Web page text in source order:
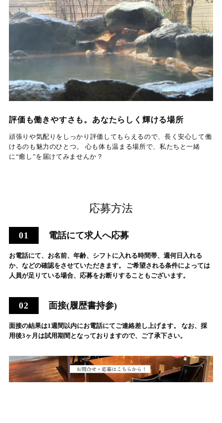
評価も働きやすさも。あなたらしく輝ける場所
頑張りや気配りをしっかり評価してもらえるので、 長く安心して働
けるのも魅力のひとつ。 心も体も温まる場所で、私たちと一緒
に“癒し”を届けてみませんか？
応募方法
電話にて求人へ応募
お電話にて、お名前、年齢、シフトに入れる時間帯、週何日入れる
か、などの確認をさせていただきます。 ご希望される条件によっては
人員が足りている場合、応募をお断りすることもございます。
面接(履歴書持参)
面接の結果は1週間以内にお電話にてご連絡差し上げます。 なお、採
用後3ヶ月は試用期間となっておりますので、ご了承下さい。